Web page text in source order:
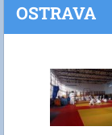
OSTRAVA